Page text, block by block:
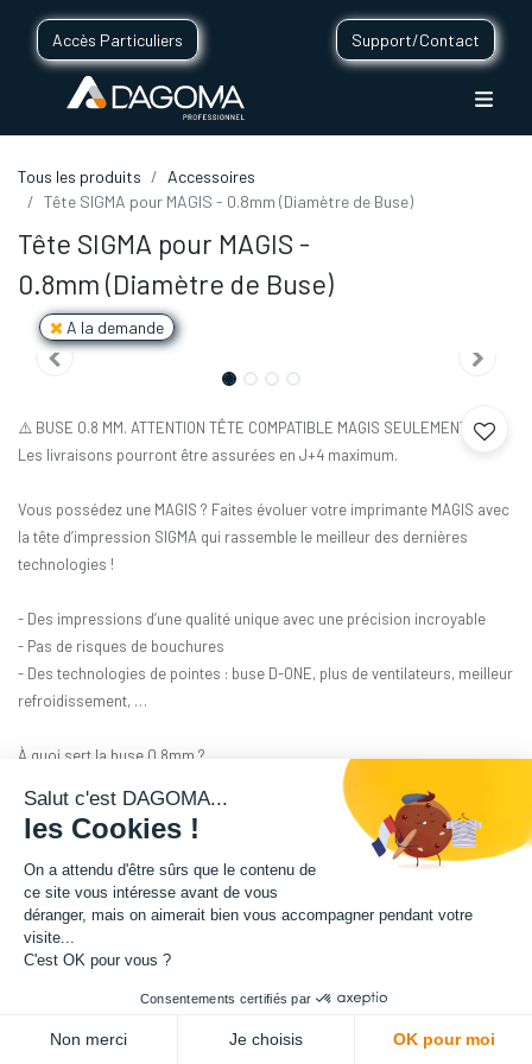
Accès Particuliers Support/Contact
Tous les produits
Accessoires
Tête SIGMA pour MAGIS - 0.8mm (Diamètre de Buse)
Tête SIGMA pour MAGIS -
0.8mm (Diamètre de Buse)
A la demande
⚠️ BUSE 0.8 MM. ATTENTION TÊTE COMPATIBLE MAGIS SEULEMENT ⚠️
Les livraisons pourront être assurées en J+4 maximum.
Vous possédez une MAGIS ? Faites évoluer votre imprimante MAGIS avec
la tête d’impression SIGMA qui rassemble le meilleur des dernières
technologies !
- Des impressions d’une qualité unique avec une précision incroyable
- Pas de risques de bouchures
- Des technologies de pointes : buse D-ONE, plus de ventilateurs, meilleur
refroidissement, …
À quoi sert la buse 0.8mm ?
- Impressions plus rapides et solides grâce à des couches plus épaisses
- Idéale pour imprimer des filaments premiums ou techniques, comme
notre FILO 3D EXPERT
Mettre à jour sa MAGIS c’est aussi lutter contre l’obsolescence des
produits, et ainsi augmenter la durée de vie de son imprimante ! ♻️
🚨 Voir plus bas, pour mettre à jour votre imprimante et avoir plus
124,17€HT
Salut c'est DAGOMA...
les Cookies !
On a attendu d'être sûrs que le contenu de
ce site vous intéresse avant de vous
déranger, mais on aimerait bien vous accompagner pendant votre
visite...
C'est OK pour vous ?
Consentements certifiés par
Non merci Je choisis OK pour moi